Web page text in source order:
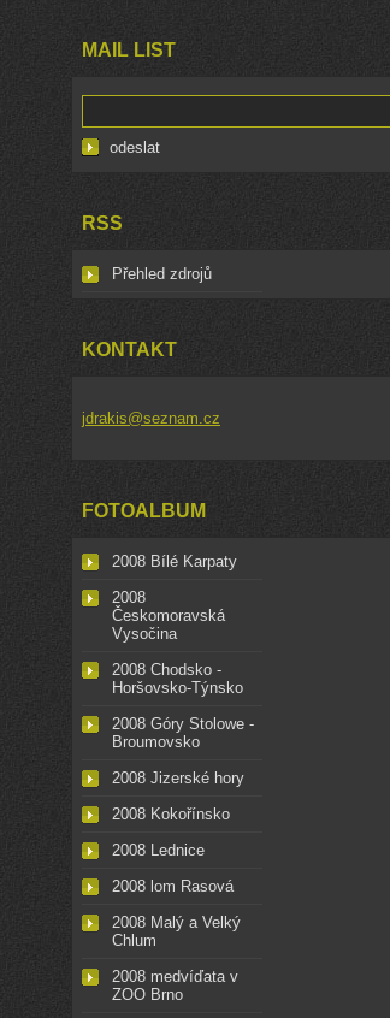
MAIL LIST
RSS
Přehled zdrojů
KONTAKT
jdrakis@seznam.cz
FOTOALBUM
2008 Bílé Karpaty
2008
Českomoravská
Vysočina
2008 Chodsko -
Horšovsko-Týnsko
2008 Góry Stolowe -
Broumovsko
2008 Jizerské hory
2008 Kokořínsko
2008 Lednice
2008 lom Rasová
2008 Malý a Velký
Chlum
2008 medvíďata v
ZOO Brno